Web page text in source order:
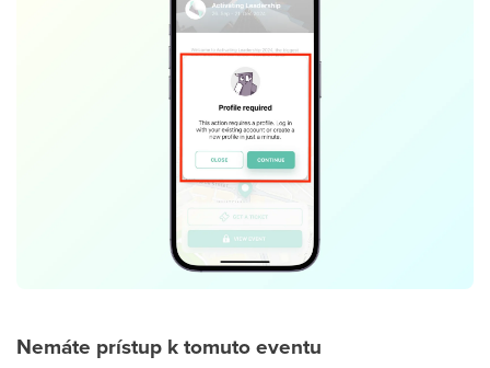
Nemáte prístup k tomuto eventu